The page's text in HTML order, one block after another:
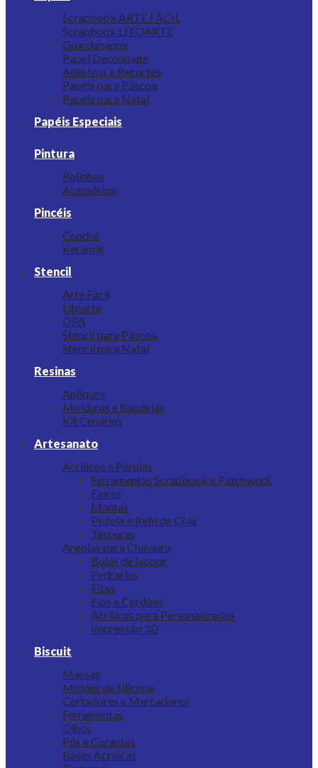
Scrapbook ARTE FÁCIL
Scrapbook LITOARTE
Guardanapos
Papel Decoupage
Adesivos e Recortes
Papéis para Páscoa
Papéis para Natal
Papéis Especiais
Pintura
Rolinhos
Acessórios
Pincéis
Condor
Keramik
Stencil
Arte Fácil
Litoarte
OPA
Stencil para Páscoa
Stencil para Natal
Resinas
Apliques
Molduras e Bandejas
Kit Cenários
Artesanato
Acrílicos e Pérolas
Ferramentas Scrapbook e Patchwork
Flores
Mantas
Pistola e Refil de Cola
Tesouras
Argolas para Chaveiro
Bolas de Isopor
Pedrarias
Fitas
Fios e Cordões
Acrílicos para Personalizados
Impressão 3D
Biscuit
Massas
Moldes de Silicone
Cortadores e Marcadores
Ferramentas
Olhos
Pós e Corantes
Bases Acrílicas